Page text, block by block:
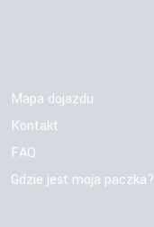
Mapa dojazdu
Kontakt
FAQ
Gdzie jest moja paczka?